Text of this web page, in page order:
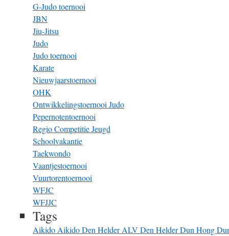
G-Judo toernooi
JBN
Jiu-Jitsu
Judo
Judo toernooi
Karate
Nieuwjaarstoernooi
OHK
Ontwikkelingstoernooi Judo
Pepernotentoernooi
Regio Competitie Jeugd
Schoolvakantie
Taekwondo
Vaantjestoernooi
Vuurtorentoernooi
WFJC
WFJJC
Tags
Aikido Aikido Den HelderALV Den HelderDun Hong